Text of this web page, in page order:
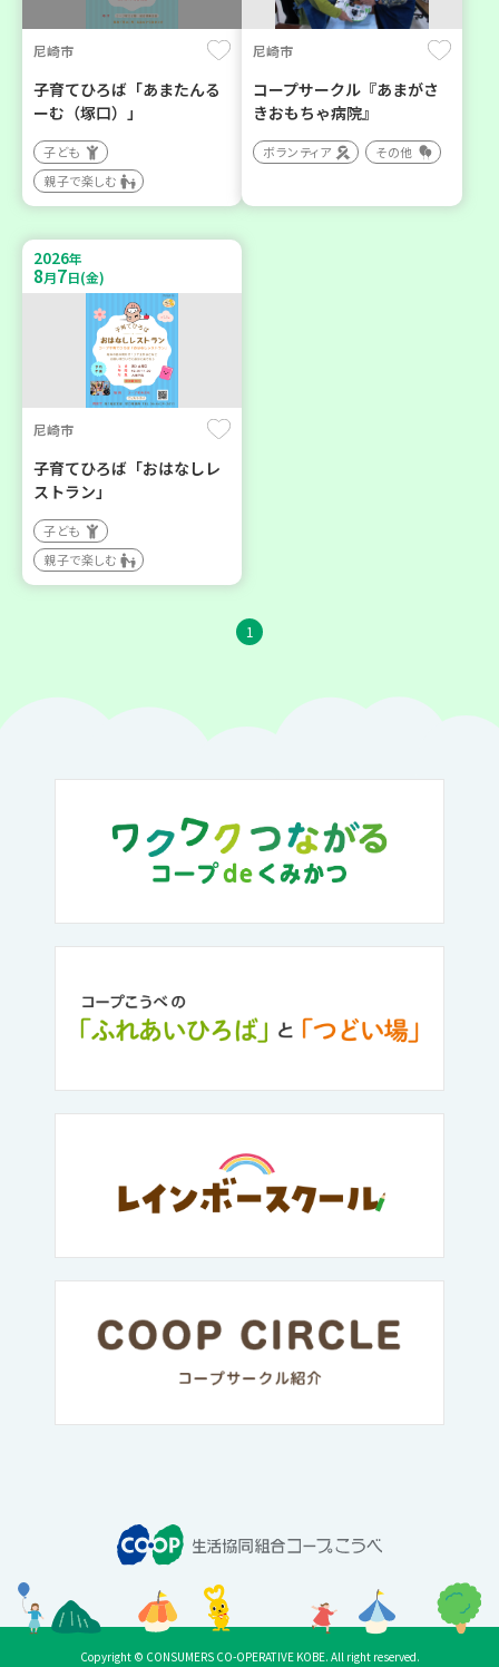
尼崎市
子育てひろば「あまたんる
ーむ（塚口）」
子ども
親子で楽しむ
尼崎市
コープサークル『あまがさ
きおもちゃ病院』
ボランティア その他
2026年
8月7日(金)
尼崎市
子育てひろば「おはなしレ
ストラン」
子ども
親子で楽しむ
1
Copyright © CONSUMERS CO-OPERATIVE KOBE. All right reserved.